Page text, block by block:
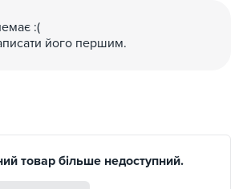
:(
його першим.
товар більше недоступний.